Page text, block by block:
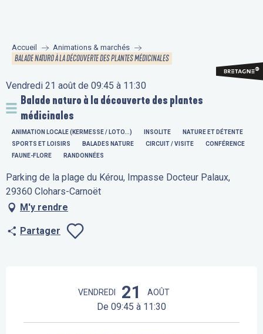
principal
Accueil Animations & marchés
BALADE NATURO À LA DÉCOUVERTE DES PLANTES MÉDICINALES
Vendredi 21 août de 09:45 à 11:30
Balade naturo à la découverte des plantes
médicinales
ANIMATION LOCALE (KERMESSE / LOTO...) INSOLITE
NATURE ET DÉTENTE
SPORTS ET LOISIRS
BALADES NATURE CIRCUIT / VISITE
CONFÉRENCE
FAUNE-FLORE
RANDONNÉES
Parking de la plage du Kérou, Impasse Docteur Palaux,
29360 Clohars-Carnoët
M'y rendre
Partager
VENDREDI 21 AOÛT
De 09:45 à 11:30